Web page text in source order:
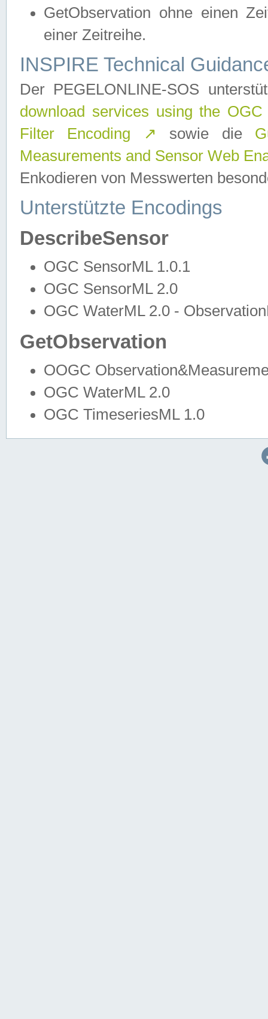
GetObservation ohne einen
einer Zeitreihe.
INSPIRE Technical
Der PEGELONLINE-SOS
download services using the
Filter Encoding
↗ sowie die
Measurements and Sensor Web
Enkodieren von Messwerten
Unterstützte Encodings
DescribeSensor
OGC SensorML 1.0.1
OGC SensorML 2.0
OGC WaterML 2.0 -
GetObservation
OOGC
OGC WaterML 2.0
OGC TimeseriesML 1.0